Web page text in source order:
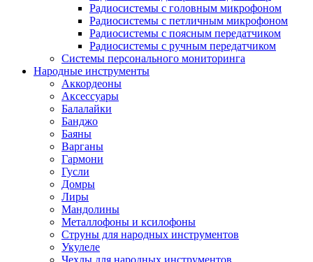
Радиосистемы с головным микрофоном
Радиосистемы с петличным микрофоном
Радиосистемы с поясным передатчиком
Радиосистемы с ручным передатчиком
Системы персонального мониторинга
Народные инструменты
Аккордеоны
Аксессуары
Балалайки
Банджо
Баяны
Варганы
Гармони
Гусли
Домры
Лиры
Мандолины
Металлофоны и ксилофоны
Струны для народных инструментов
Укулеле
Чехлы для народных инструментов